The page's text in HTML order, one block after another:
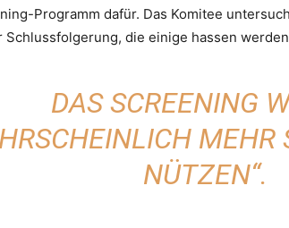
Programm dafür. Das Komitee
Schlussfolgerung, die einige hassen
DAS SCREENING
MEHR
NÜTZEN“.